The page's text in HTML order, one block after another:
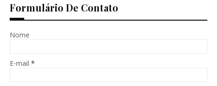
Formulário De Contato
Nome
E-mail *